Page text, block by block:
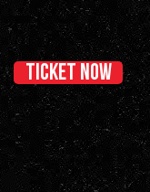
TICKET NOW